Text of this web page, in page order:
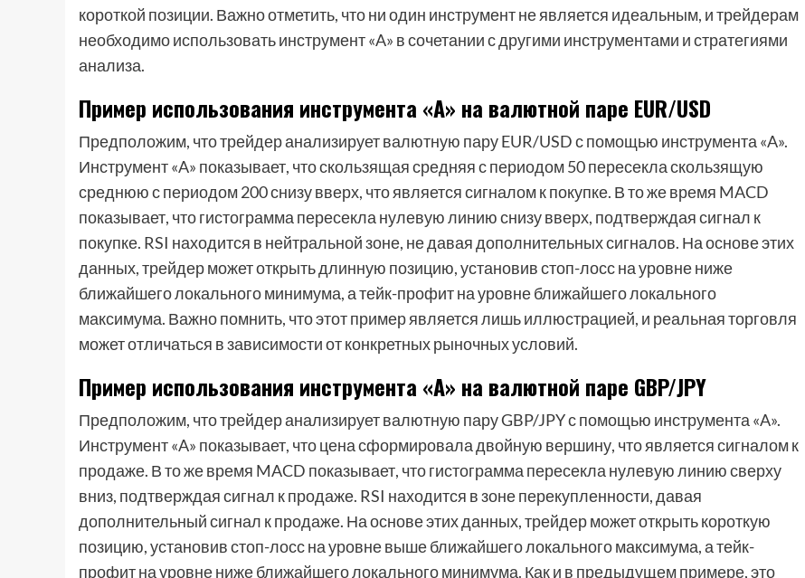
короткой позиции. Важно отметить, что ни один инструмент не является идеальным, и трейдерам
необходимо использовать инструмент «A» в сочетании с другими инструментами и стратегиями
анализа.
Пример использования инструмента «A» на валютной паре EUR/USD
Предположим, что трейдер анализирует валютную пару EUR/USD с помощью инструмента «A».
Инструмент «A» показывает, что скользящая средняя с периодом 50 пересекла скользящую
среднюю с периодом 200 снизу вверх, что является сигналом к покупке. В то же время MACD
показывает, что гистограмма пересекла нулевую линию снизу вверх, подтверждая сигнал к
покупке. RSI находится в нейтральной зоне, не давая дополнительных сигналов. На основе этих
данных, трейдер может открыть длинную позицию, установив стоп-лосс на уровне ниже
ближайшего локального минимума, а тейк-профит на уровне ближайшего локального
максимума. Важно помнить, что этот пример является лишь иллюстрацией, и реальная торговля
может отличаться в зависимости от конкретных рыночных условий.
Пример использования инструмента «A» на валютной паре GBP/JPY
Предположим, что трейдер анализирует валютную пару GBP/JPY с помощью инструмента «A».
Инструмент «A» показывает, что цена сформировала двойную вершину, что является сигналом к
продаже. В то же время MACD показывает, что гистограмма пересекла нулевую линию сверху
вниз, подтверждая сигнал к продаже. RSI находится в зоне перекупленности, давая
дополнительный сигнал к продаже. На основе этих данных, трейдер может открыть короткую
позицию, установив стоп-лосс на уровне выше ближайшего локального максимума, а тейк-
профит на уровне ниже ближайшего локального минимума. Как и в предыдущем примере, это